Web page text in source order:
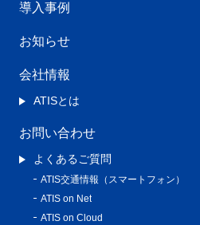
導入事例
お知らせ
会社情報
ATISとは
お問い合わせ
よくあるご質問
ATIS交通情報（スマートフォン）
ATIS on Net
ATIS on Cloud